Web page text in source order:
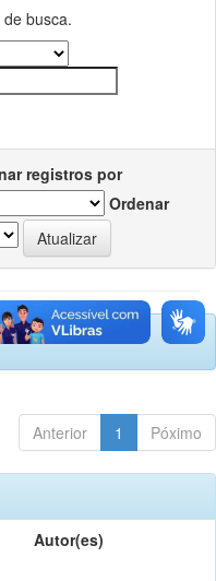
busca.
registros por
Ordenar
Anterior 1 Póximo
Autor(es)